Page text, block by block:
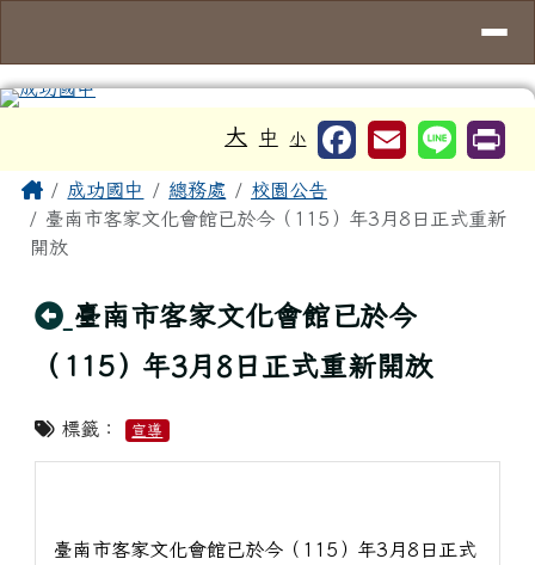
大 中 小
主內容區域
Home成功國中 總務處
校園公告
臺南市客家文化會館已於今（115）年3月8日正式重新
開放
回上頁
臺南市客家文化會館已於今
（115）年3月8日正式重新開放
標籤： 宣導
臺南市客家文化會館已於今（115）年3月8日正式
頁尾區域